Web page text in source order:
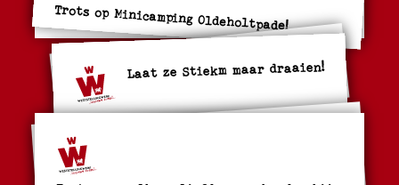
Trots op Minicamping Oldeholtpade!
Laat ze Stiekm maar draaien!